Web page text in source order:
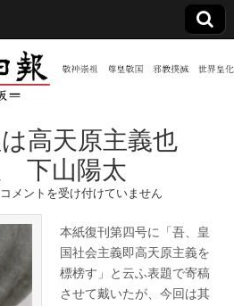
高天原主義也
下山陽太
皇
原
理
高
コメントを受け付けていません
本紙復刊第四号に「吾、皇
国社会主義即高天原主義を
標榜す」と云ふ表題で寄稿
させて戴いたが、今回は其